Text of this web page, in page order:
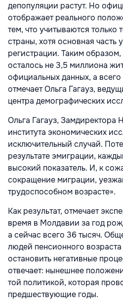
депопуляции растут. Но
отображает реального
тем, что учитываются только
страны, хотя основная часть
регистрации. Таким
осталось не 3,5 миллиона
официальных данных, а
отмечает Ольга Гагауз,
центра демографических
Ольга Гагауз, Замдиректора
института экономических
исключительный случай.
результате эмиграции,
высокий показатель. И, к
сокращение миграции,
трудоспособном возрасте».
Как результат, отмечает
время в Молдавии за год
а сейчас всего 36 тысяч.
людей пенсионного
остановить негативные
отвечает: нынешнее
той политикой, которая
предшествующие годы.